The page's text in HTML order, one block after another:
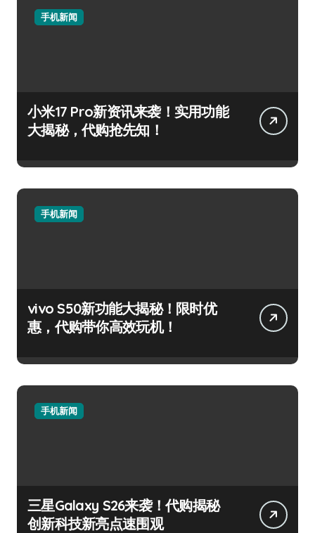
手机新闻
小米17 Pro新资讯来袭！实用功能
大揭秘，代购抢先知！
手机新闻
vivo S50新功能大揭秘！限时优
惠，代购带你高效玩机！
手机新闻
三星Galaxy S26来袭！代购揭秘
创新科技新亮点速围观